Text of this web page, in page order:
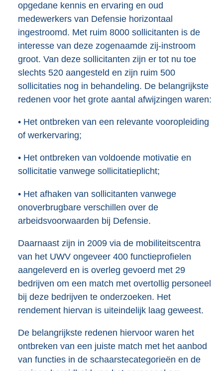
opgedane kennis en ervaring en oud
medewerkers van Defensie horizontaal
ingestroomd. Met ruim 8000 sollicitanten is de
interesse van deze zogenaamde zij-instroom
groot. Van deze sollicitanten zijn er tot nu toe
slechts 520 aangesteld en zijn ruim 500
sollicitaties nog in behandeling. De belangrijkste
redenen voor het grote aantal afwijzingen waren:
• Het ontbreken van een relevante vooropleiding
of werkervaring;
• Het ontbreken van voldoende motivatie en
sollicitatie vanwege sollicitatieplicht;
• Het afhaken van sollicitanten vanwege
onoverbrugbare verschillen over de
arbeidsvoorwaarden bij Defensie.
Daarnaast zijn in 2009 via de mobiliteitscentra
van het UWV ongeveer 400 functieprofielen
aangeleverd en is overleg gevoerd met 29
bedrijven om een match met overtollig personeel
bij deze bedrijven te onderzoeken. Het
rendement hiervan is uiteindelijk laag geweest.
De belangrijkste redenen hiervoor waren het
ontbreken van een juiste match met het aanbod
van functies in de schaarstecategorieën en de